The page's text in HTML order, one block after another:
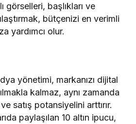
görselleri, başlıkları ve
bütçenizi en verimli
yardımcı olur.
yönetimi, markanızı dijital
kalmaz, aynı zamanda
satış potansiyelini arttırır.
paylaşılan 10 altın ipucu,